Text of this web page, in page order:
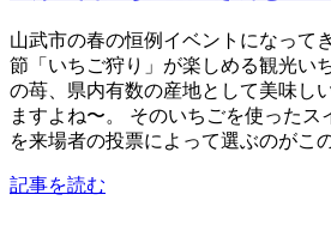
山武市の春の恒例イベントになって
節「いちご狩り」が楽しめる観光い
の苺、県内有数の産地として美味し
ますよね〜。 そのいちごを使ったス
を来場者の投票によって選ぶのがこ
記事を読む